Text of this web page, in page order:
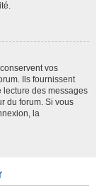
vos
Ils fournissent
des messages
du forum. Si vous
la